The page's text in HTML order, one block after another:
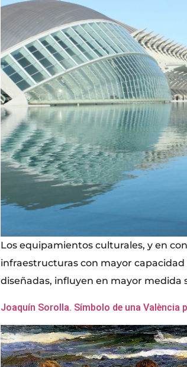
Los equipamientos culturales, y en
infraestructuras con mayor
diseñadas, influyen en mayor medida
Joaquín Sorolla. Símbolo de una València